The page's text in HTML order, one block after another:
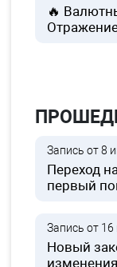
🔥
Запись от 8
Переход
первый
Запись от
Новый